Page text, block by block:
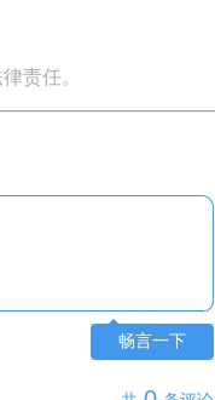
责任。
畅言一下